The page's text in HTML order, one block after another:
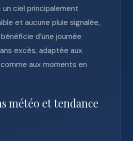
un ciel principalement
et aucune pluie signalée,
d’une journée
excès, adaptée aux
aux moments en
météo et tendance